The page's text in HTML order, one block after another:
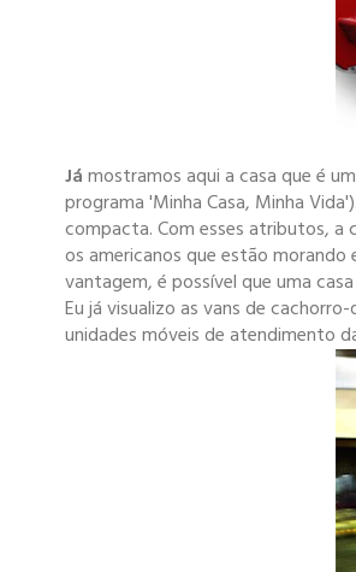
Jámostramos aqui a casa que é
programa 'Minha Casa, Minha
compacta. Com esses atributos, a
os americanos que estão
vantagem, é possível que uma
Eu já visualizo as vans de
unidades móveis de atendimento